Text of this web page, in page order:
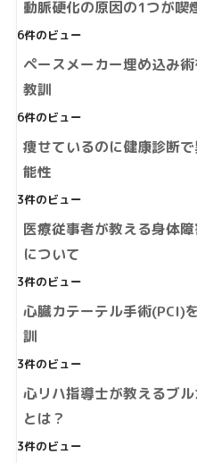
動脈硬化の原因の1つが喫
6件のビュー
ペースメーカー埋め込み
教訓
6件のビュー
痩せているのに健康診断
能性
3件のビュー
医療従事者が教える身体
について
3件のビュー
心臓カテーテル手術(PCI)
訓
3件のビュー
心リハ指導士が教えるブ
とは？
3件のビュー